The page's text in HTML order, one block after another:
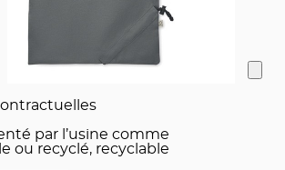
par l’usine comme
ou recyclé, recyclable